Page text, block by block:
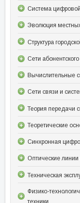
Система
Эволюция
Структура
Сети
Вычислительные
Сети связи и
Теория передачи
Теоретические
Синхронная
Оптические
Техническая
Физико-
техники